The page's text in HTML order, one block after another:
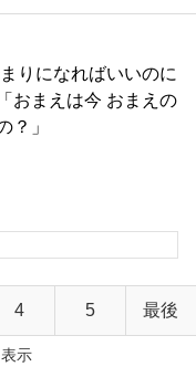
りになればいいのに
おまえは今 おまえの
？」
4 5 最後
示